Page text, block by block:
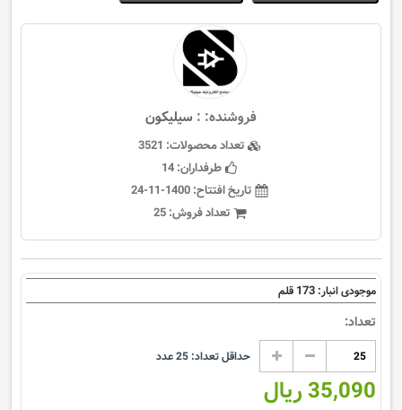
فروشنده: : سيليكون
تعداد محصولات: 3521
طرفداران:14
تاریخ افتتاح:1400-11-24
تعداد فروش:25
موجودی انبار: 173 قلم
تعداد:
حداقل تعداد: 25عدد
35,090 ریال